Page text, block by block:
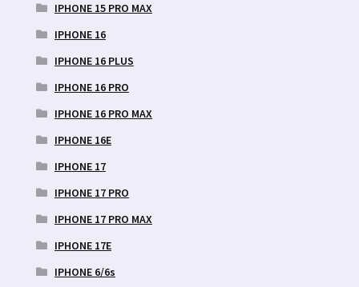
IPHONE 15 PRO MAX
IPHONE 16
IPHONE 16 PLUS
IPHONE 16 PRO
IPHONE 16 PRO MAX
IPHONE 16E
IPHONE 17
IPHONE 17 PRO
IPHONE 17 PRO MAX
IPHONE 17E
IPHONE 6/6s